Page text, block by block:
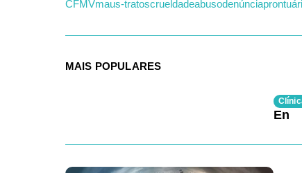
CFMVmaus-tratoscrueldadeabusodenúncia
MAIS POPULARES
En